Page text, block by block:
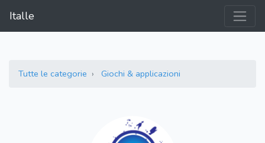
Italle
Tutte le categorie Giochi & applicazioni